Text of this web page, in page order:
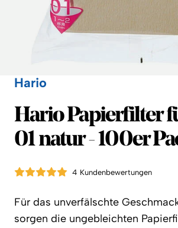
Hario
Hario
Hario Papierfilter
01 natur - 100er
4 Kundenbewertungen
Für das unverfälschte
sorgen die ungebleichten